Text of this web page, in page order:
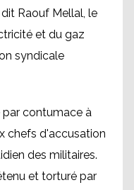
Raouf Mellal, le
et du gaz
syndicale
par contumace à
chefs d'accusation
des militaires.
et torturé par